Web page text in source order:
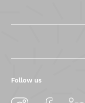
Follow us